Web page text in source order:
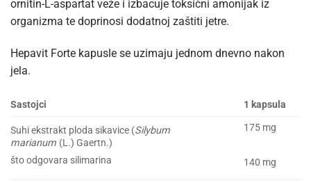
ornitin-L-aspartat veže i izbacuje toksični amonijak iz
organizma te doprinosi dodatnoj zaštiti jetre.
Hepavit Forte kapusle se uzimaju jednom dnevno nakon
jela.
Sastojci 1 kapsula
Suhi ekstrakt ploda sikavice (Silybum
marianum (L.) Gaertn.)
što odgovara silimarina
175 mg
140 mg